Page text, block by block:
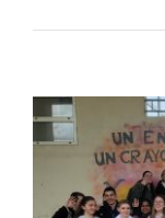
Zeige
grösseres
Bild